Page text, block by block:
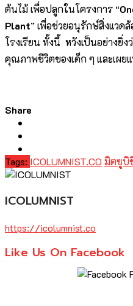
ต้นไม้ เพื่อปลูกในโครงการ “
Plant” เพื่อช่วยอนุรักษ์สิ่งแวด
โรงเรียน ทั้งนี้ หวังเป็นอย่างยิ่
คุณภาพชีวิตของเด็ก ๆ และเผ
Share
Tags: ICOLUMNIST.CO มิตซูบิชิ
ICOLUMNIST
https://icolumnist.co
Like Us On Facebook